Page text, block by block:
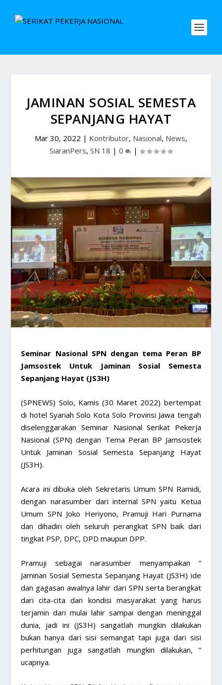
JAMINAN SOSIAL SEMESTA
SEPANJANG HAYAT
Mar 30, 2022 | Kontributor, Nasional, News,
SiaranPers, SN 18 | 0 |
Seminar Nasional SPN dengan tema Peran BP
Jamsostek Untuk Jaminan Sosial Semesta
Sepanjang Hayat (JS3H)
(SPNEWS) Solo, Kamis (30 Maret 2022) bertempat
di hotel Syariah Solo Kota Solo Provinsi Jawa tengah
diselenggarakan Seminar Nasional Serikat Pekerja
Nasional (SPN) dengan Tema Peran BP Jamsostek
Untuk Jaminan Sosial Semesta Sepanjang Hayat
(JS3H).
Acara ini dibuka oleh Sekretaris Umum SPN Ramidi,
dengan narasumber dari internal SPN yaitu Ketua
Umum SPN Joko Heriyono, Pramuji Hari Purnama
dan dihadiri oleh seluruh perangkat SPN baik dari
tingkat PSP, DPC, DPD maupun DPP.
Pramuji sebagai narasumber menyampaikan ”
Jaminan Sosial Semesta Sepanjang Hayat (JS3H) ide
dan gagasan awalnya lahir dari SPN serta berangkat
dari cita-cita dan kondisi masyarakat yang harus
terjamin dari mulai lahir sampai dengan meninggal
dunia, jadi ini (JS3H) sangatlah mungkin dilakukan
bukan hanya dari sisi semangat tapi juga dari sisi
perhitungan juga sangatlah mungkin dilakukan, ”
ucapnya.